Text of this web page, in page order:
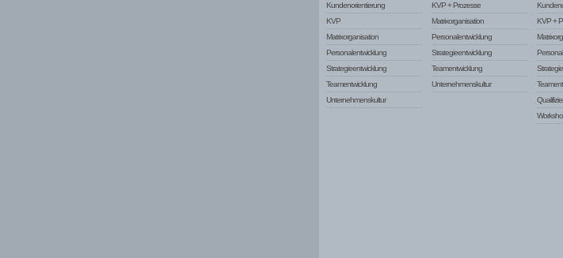
Kundenorientierung
KVP
Matrixorganisation
Personalentwicklung
Strategieentwicklung
Teamentwicklung
Unternehmenskultur
KVP + Prozesse
Matrixorganisation
Personalentwicklung
Strategieentwicklung
Teamentwicklung
Unternehmenskultur
KVP +